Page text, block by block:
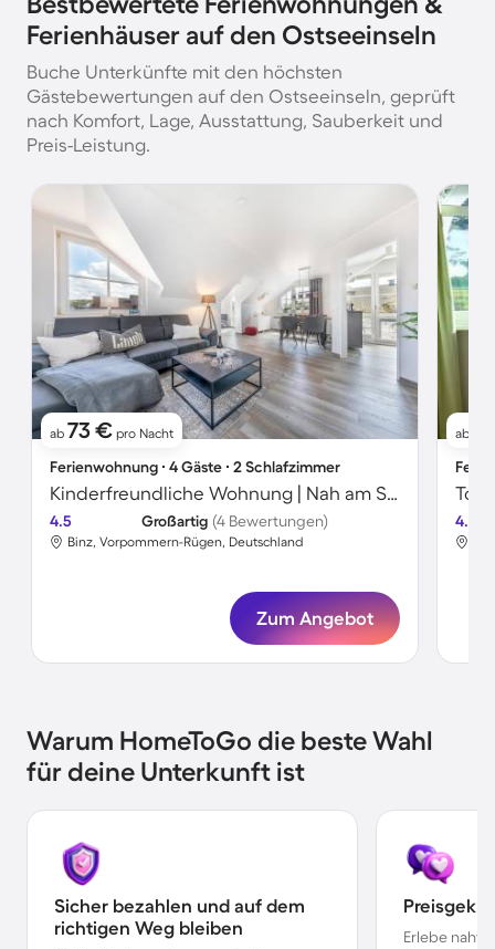
Ferienhäuser auf den Ostseeinseln
Buche Unterkünfte mit den höchsten
Gästebewertungen auf den Ostseeinseln, geprüft
nach Komfort, Lage, Ausstattung, Sauberkeit und
Preis-Leistung.
ab 73 € pro Nacht
Ferienwohnung ∙ 4 Gäste ∙ 2 Schlafzimmer
Kinderfreundliche Wohnung | Nah am Strand
4.5 Großartig (4 Bewertungen)
Binz, Vorpommern-Rügen, Deutschland
Zum Angebot
ab
4.5
Warum HomeToGo die beste Wahl
für deine Unterkunft ist
Sicher bezahlen und auf dem
richtigen Weg bleiben
Erlebe